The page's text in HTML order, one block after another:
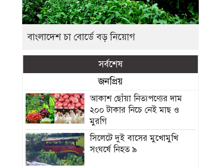
বাংলাদেশ চা বোর্ডে বড় নিয়োগ
সর্বশেষ
জনপ্রিয়
আকাশ ছোঁয়া নিত্যপণ্যের দাম
২০০ টাকার নিচে নেই মাছ ও
মুরগি
সিলেটে দুই বাসের মুখোমুখি
সংঘর্ষে নিহত ৯